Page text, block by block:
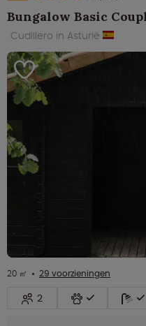
Bungalow Basic
Cudillero in Asturië
20 ㎡ 29 voorzieningen
2